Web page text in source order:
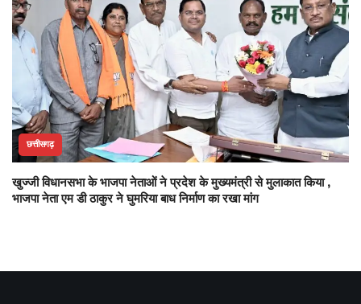
छत्तीसगढ़
खुज्जी विधानसभा के भाजपा नेताओं ने प्रदेश के मुख्यमंत्री से मुलाकात किया ,
भाजपा नेता एम डी ठाकुर ने घुमरिया बाध निर्माण का रखा मांग